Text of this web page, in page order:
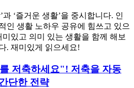
과 ‘즐거운 생활’을 중시합니다. 인
인 생활 노하우 공유에 힘쓰고 있으
있고 의미 있는 생활을 함께 해보
. 재미있게 읽으세요!
저축하세요"! 저축을 자동
단한 전략